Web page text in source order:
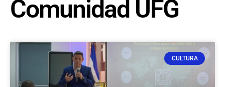
Comunidad UFG
CULTURA